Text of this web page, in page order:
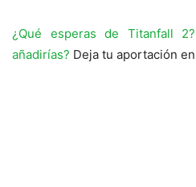
¿Qué esperas de Titanfall
añadirías? Deja tu aportación